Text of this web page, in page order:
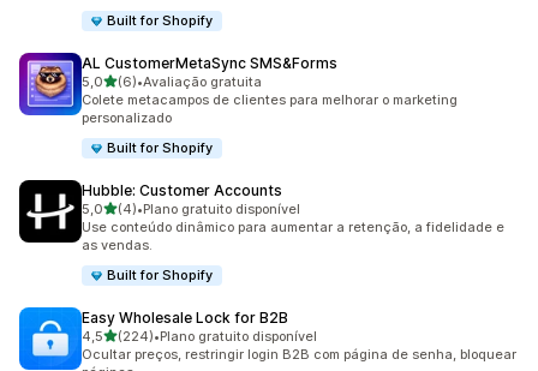
Built for Shopify
AL CustomerMetaSync SMS&Forms
5,0de 5 estrelas
(6)
6 avaliações ao todo
•Avaliação gratuita
Colete metacampos de clientes para melhorar o marketing
personalizado
Built for Shopify
Hubble: Customer Accounts
5,0de 5 estrelas
(4)
4 avaliações ao todo
•Plano gratuito disponível
Use conteúdo dinâmico para aumentar a retenção, a fidelidade e
as vendas.
Built for Shopify
Easy Wholesale Lock for B2B
4,5de 5 estrelas
(224)
224 avaliações ao todo
•Plano gratuito disponível
Ocultar preços, restringir login B2B com página de senha, bloquear